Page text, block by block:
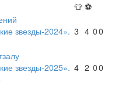
👕 ⚽
звезды-2024». 3 4 00
звезды-2025». 4 2 00